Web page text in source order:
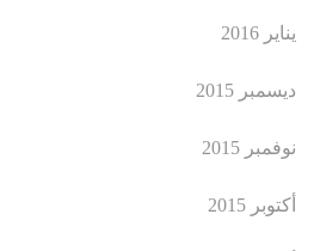
يناير 2016
ديسمبر 2015
نوفمبر 2015
أكتوبر 2015